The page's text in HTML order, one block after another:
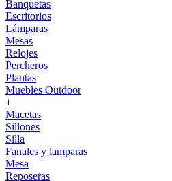
Banquetas
Escritorios
Lámparas
Mesas
Relojes
Percheros
Plantas
Muebles Outdoor
+
Macetas
Sillones
Silla
Fanales y lamparas
Mesa
Reposeras